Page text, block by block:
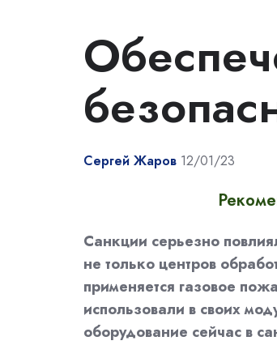
Сергей Жаров 12/01/23
Санкции серьезно
не только центров
применяется газовое
использовали в своих
оборудование сейчас в